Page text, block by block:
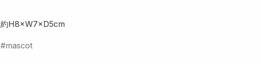
約H8×W7×D5cm
mascot